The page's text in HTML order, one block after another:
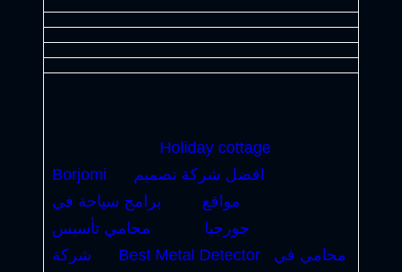
Holiday cottage
Borjomi
افضل شركة تصميم
مواقع
برامج سياحة في
جورجيا
محامي تأسيس
شركة
Best Metal Detector
محامي في